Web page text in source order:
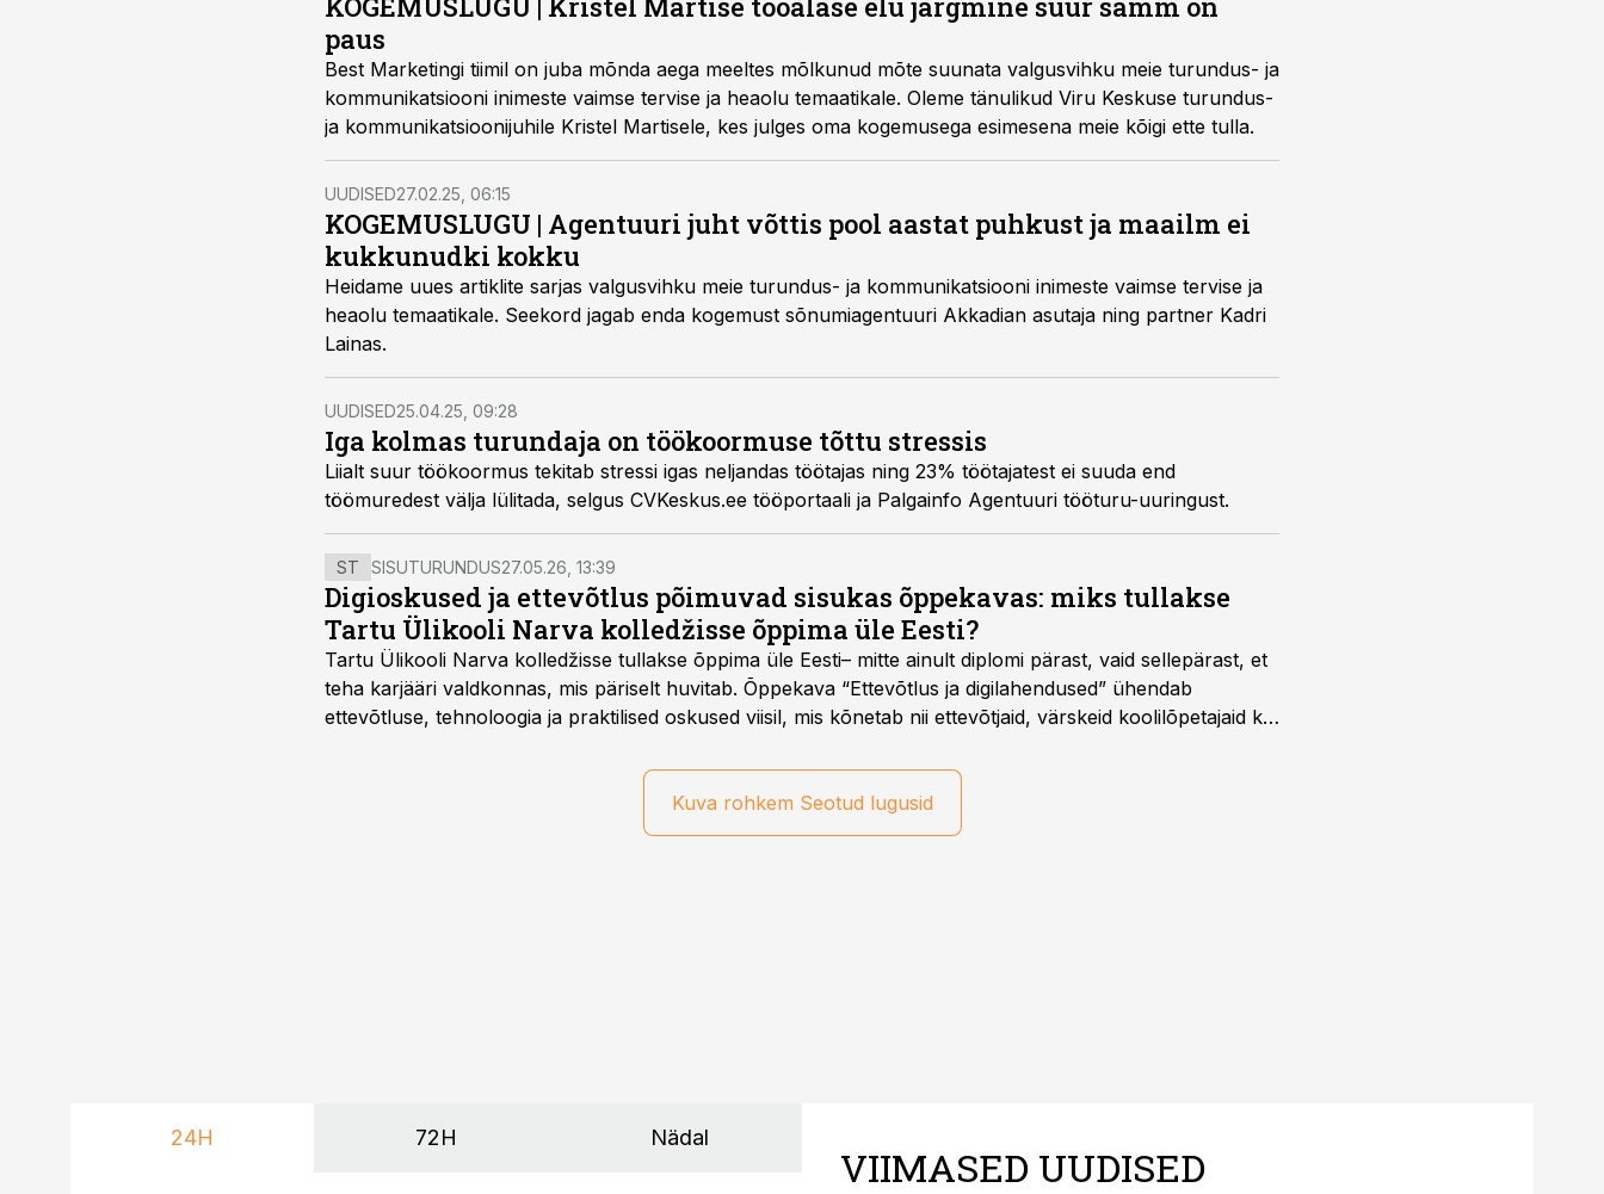
paus
Best Marketingi tiimil on juba mõnda aega meeltes mõlkunud mõte suunata valgusvihku meie turundus- ja
kommunikatsiooni inimeste vaimse tervise ja heaolu temaatikale. Oleme tänulikud Viru Keskuse turundus-
ja kommunikatsioonijuhile Kristel Martisele, kes julges oma kogemusega esimesena meie kõigi ette tulla.
UUDISED27.02.25, 06:15
KOGEMUSLUGU | Agentuuri juht võttis pool aastat puhkust ja maailm ei
kukkunudki kokku
Heidame uues artiklite sarjas valgusvihku meie turundus- ja kommunikatsiooni inimeste vaimse tervise ja
heaolu temaatikale. Seekord jagab enda kogemust sõnumiagentuuri Akkadian asutaja ning partner Kadri
Lainas.
UUDISED25.04.25, 09:28
Iga kolmas turundaja on töökoormuse tõttu stressis
Liialt suur töökoormus tekitab stressi igas neljandas töötajas ning 23% töötajatest ei suuda end
töömuredest välja lülitada, selgus CVKeskus.ee tööportaali ja Palgainfo Agentuuri tööturu-uuringust.
ST SISUTURUNDUS27.05.26, 13:39
Digioskused ja ettevõtlus põimuvad sisukas õppekavas: miks tullakse
Tartu Ülikooli Narva kolledžisse õppima üle Eesti?
Tartu Ülikooli Narva kolledžisse tullakse õppima üle Eesti– mitte ainult diplomi pärast, vaid sellepärast, et
teha karjääri valdkonnas, mis päriselt huvitab. Õppekava “Ettevõtlus ja digilahendused” ühendab
ettevõtluse, tehnoloogia ja praktilised oskused viisil, mis kõnetab nii ettevõtjaid, värskeid koolilõpetajaid kui
Kuva rohkem Seotud lugusid
24H 72H Nädal
VIIMASED UUDISED